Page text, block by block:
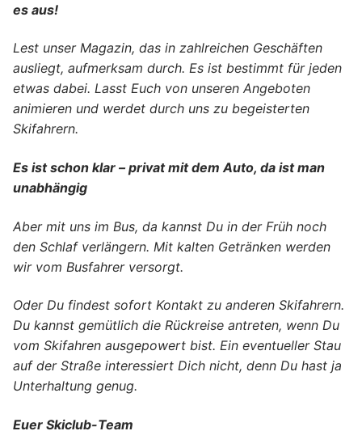
es aus!
Lest unser Magazin, das in zahlreichen Geschäften
ausliegt, aufmerksam durch. Es ist bestimmt für jeden
etwas dabei. Lasst Euch von unseren Angeboten
animieren und werdet durch uns zu begeisterten
Skifahrern.
Es ist schon klar – privat mit dem Auto, da ist man
unabhängig
Aber mit uns im Bus, da kannst Du in der Früh noch
den Schlaf verlängern. Mit kalten Getränken werden
wir vom Busfahrer versorgt.
Oder Du findest sofort Kontakt zu anderen Skifahrern.
Du kannst gemütlich die Rückreise antreten, wenn Du
vom Skifahren ausgepowert bist. Ein eventueller Stau
auf der Straße interessiert Dich nicht, denn Du hast ja
Unterhaltung genug.
Euer Skiclub-Team